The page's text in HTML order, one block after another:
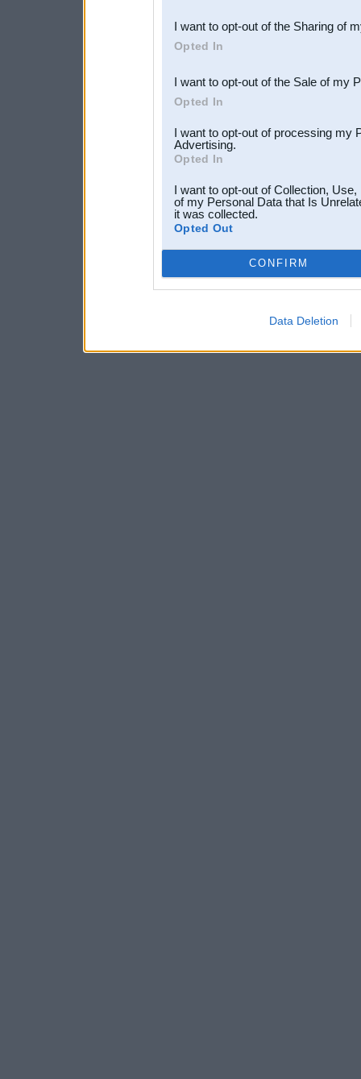
Downstream Participants
third parties.
I want to opt-out of the Sharing of
Opted In
I want to opt-out of the Sale of my
Opted In
I want to opt-out of processing my
Advertising.
Opted In
I want to opt-out of Collection,
of my Personal Data that Is
it was collected.
Opted Out
CONFIRM
Data Deletion